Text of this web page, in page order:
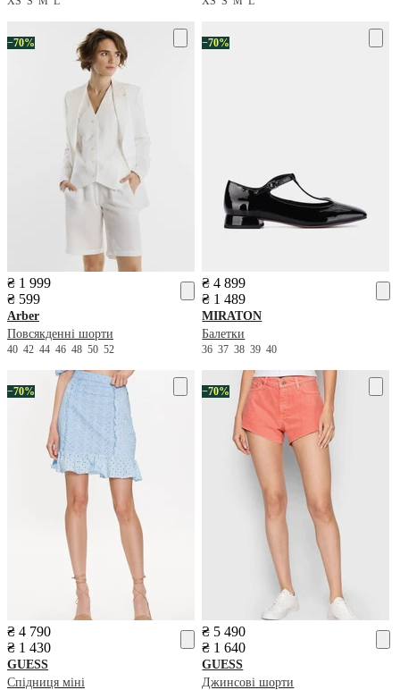
−70%
₴ 1 999
₴ 599
Arber
Повсякденні шорти
40 42 44 46 48 50 52
−70%
₴ 4 899
₴ 1 489
MIRATON
Балетки
3637383940
−70%
₴ 4 790
₴ 1 430
GUESS
Спідниця міні
−70%
₴ 5 490
₴ 1 640
GUESS
Джинсові шорти